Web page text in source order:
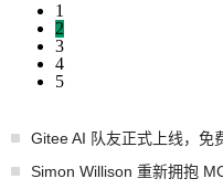
1
2
3
4
5
Gitee AI 队友正式上线，免
Simon Willison 重新拥抱